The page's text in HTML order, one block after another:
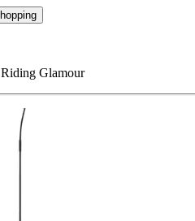
Glamour